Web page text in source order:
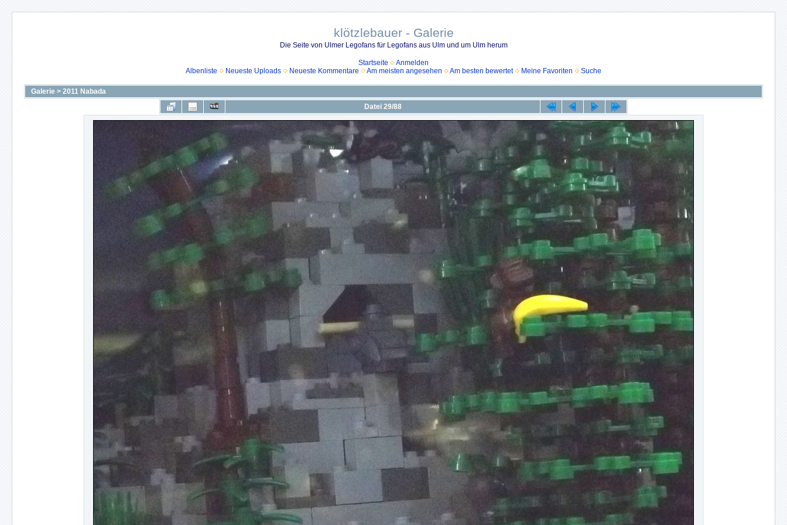
klötzlebauer - Galerie
Die Seite von Ulmer Legofans für Legofans aus Ulm und um Ulm herum
Startseite
Anmelden
Albenliste
Neueste Uploads Neueste Kommentare Am meisten angesehen Am besten bewertet Meine Favoriten Suche
Galerie > 2011 Nabada
Datei 29/88